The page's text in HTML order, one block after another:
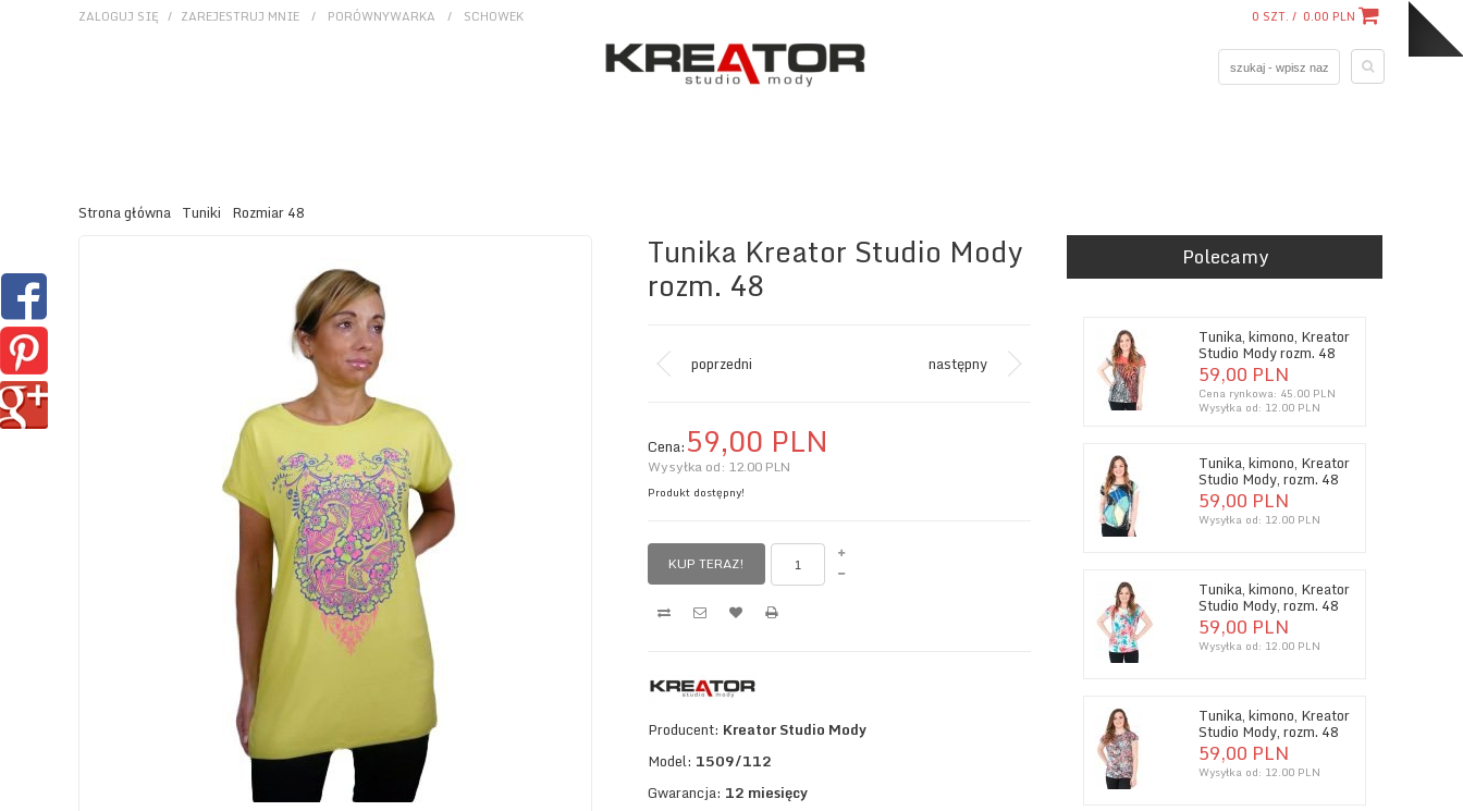
ZALOGUJ SIĘ / ZAREJESTRUJ MNIE / PORÓWNYWARKA / SCHOWEK 0 SZT. / 0.00 PLN
Strona główna Tuniki Rozmiar 48
Tunika Kreator Studio Mody
rozm. 48
poprzedni następny
Cena:59,00 PLN
Wysyłka od: 12.00 PLN
Produkt dostępny!
KUP TERAZ!
Producent: Kreator Studio Mody
Model: 1509/112
Gwarancja: 12 miesięcy
Polecamy
Tunika, kimono, Kreator
Studio Mody rozm. 48
59,00 PLN
Cena rynkowa: 45.00 PLN
Wysyłka od: 12.00 PLN
Tunika, kimono, Kreator
Studio Mody, rozm. 48
59,00 PLN
Wysyłka od: 12.00 PLN
Tunika, kimono, Kreator
Studio Mody, rozm. 48
59,00 PLN
Wysyłka od: 12.00 PLN
Tunika, kimono, Kreator
Studio Mody, rozm. 48
59,00 PLN
Wysyłka od: 12.00 PLN